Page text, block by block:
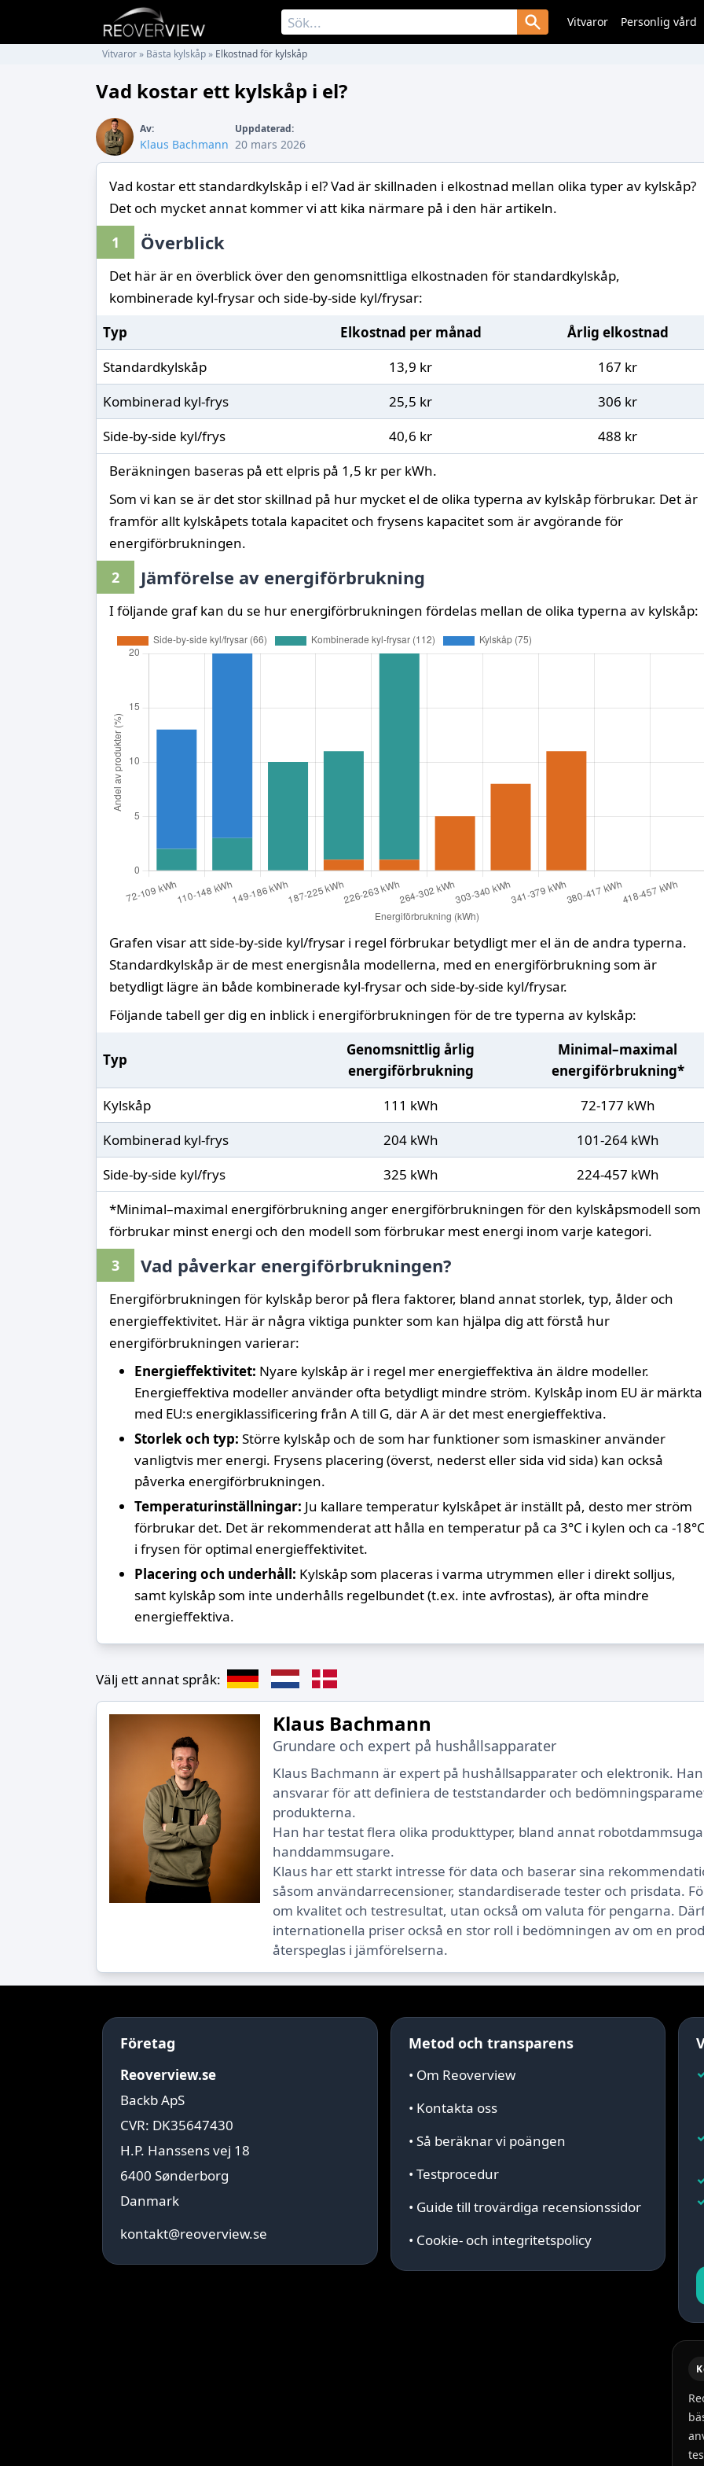
Vitvaror Personlig vård
Vitvaror» Bästa kylskåp» Elkostnad för kylskåp
Vad kostar ett kylskåp i el?
Av:
Klaus Bachmann
Uppdaterad:
20 mars 2026
Vad kostar ett standardkylskåp i el? Vad är skillnaden i elkostnad mellan olika typer av kylskåp?
Det och mycket annat kommer vi att kika närmare på i den här artikeln.
1 Överblick
Det här är en överblick över den genomsnittliga elkostnaden för standardkylskåp,
kombinerade kyl-frysar och side-by-side kyl/frysar:
Typ
Elkostnad per månad
Årlig elkostnad
Standardkylskåp
13,9 kr 167 kr
Kombinerad kyl-frys
25,5 kr 306 kr
Side-by-side kyl/frys
40,6 kr 488 kr
Beräkningen baseras på ett elpris på 1,5 kr per kWh.
Som vi kan se är det stor skillnad på hur mycket el de olika typerna av kylskåp förbrukar. Det är
framför allt kylskåpets totala kapacitet och frysens kapacitet som är avgörande för
energiförbrukningen.
2 Jämförelse av energiförbrukning
I följande graf kan du se hur energiförbrukningen fördelas mellan de olika typerna av kylskåp:
Grafen visar att side-by-side kyl/frysar i regel förbrukar betydligt mer el än de andra typerna.
Standardkylskåp är de mest energisnåla modellerna, med en energiförbrukning som är
betydligt lägre än både kombinerade kyl-frysar och side-by-side kyl/frysar.
Följande tabell ger dig en inblick i energiförbrukningen för de tre typerna av kylskåp:
Typ
Genomsnittlig årlig
energiförbrukning
Minimal–maximal
energiförbrukning*
Kylskåp
111 kWh
72-177 kWh
Kombinerad kyl-frys
204 kWh
101-264 kWh
Side-by-side kyl/frys
325 kWh
224-457 kWh
*Minimal–maximal energiförbrukning anger energiförbrukningen för den kylskåpsmodell som
förbrukar minst energi och den modell som förbrukar mest energi inom varje kategori.
3 Vad påverkar energiförbrukningen?
Energiförbrukningen för kylskåp beror på flera faktorer, bland annat storlek, typ, ålder och
energieffektivitet. Här är några viktiga punkter som kan hjälpa dig att förstå hur
energiförbrukningen varierar:
Energieffektivitet: Nyare kylskåp är i regel mer energieffektiva än äldre modeller.
Energieffektiva modeller använder ofta betydligt mindre ström. Kylskåp inom EU är märkta
med EU:s energiklassificering från A till G, där A är det mest energieffektiva.
Storlek och typ: Större kylskåp och de som har funktioner som ismaskiner använder
vanligtvis mer energi. Frysens placering (överst, nederst eller sida vid sida) kan också
påverka energiförbrukningen.
Temperaturinställningar: Ju kallare temperatur kylskåpet är inställt på, desto mer ström
förbrukar det. Det är rekommenderat att hålla en temperatur på ca 3°C i kylen och ca -
i frysen för optimal energieffektivitet.
Placering och underhåll: Kylskåp som placeras i varma utrymmen eller i direkt solljus,
samt kylskåp som inte underhålls regelbundet (t.ex. inte avfrostas), är ofta mindre
energieffektiva.
Välj ett annat språk:
Klaus Bachmann
Grundare och expert på hushållsapparater
Klaus Bachmann är expert på hushållsapparater och elektronik.
ansvarar för att definiera de teststandarder och
produkterna.
Han har testat flera olika produkttyper, bland annat
handdammsugare.
Klaus har ett starkt intresse för data och baserar sina
såsom användarrecensioner, standardiserade tester och prisdata.
om kvalitet och testresultat, utan också om valuta för pengarna.
internationella priser också en stor roll i bedömningen av om en
återspeglas i jämförelserna.
Företag
Reoverview.se
Backb ApS
CVR: DK35647430
H.P. Hanssens vej 18
6400 Sønderborg
Danmark
kontakt@reoverview.se
Metod och transparens
• Om Reoverview
• Kontakta oss
• Så beräknar vi poängen
• Testprocedur
• Guide till trovärdiga recensionssidor
• Cookie- och integritetspolicy